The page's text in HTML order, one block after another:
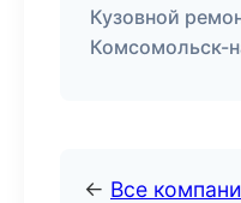
Кузовной
Комсомольск-
← Все